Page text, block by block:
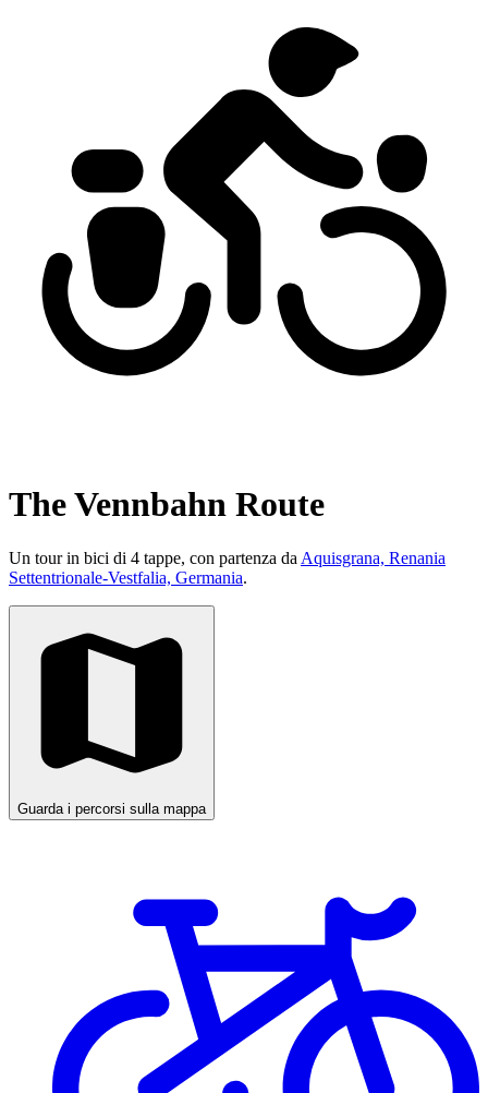
The Vennbahn Route
Un tour in bici di 4 tappe, con partenza da Aquisgrana, Renania
Settentrionale-Vestfalia, Germania.
Guarda i percorsi sulla mappa